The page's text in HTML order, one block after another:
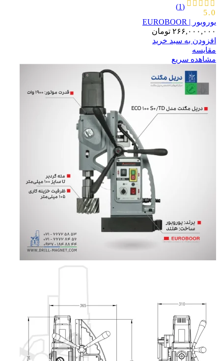
5.0
(1)
یوروبور | EUROBOOR
۲۶۶,۰۰۰,۰۰۰ تومان
افزودن به سبد خرید
مقایسه
مشاهده سریع